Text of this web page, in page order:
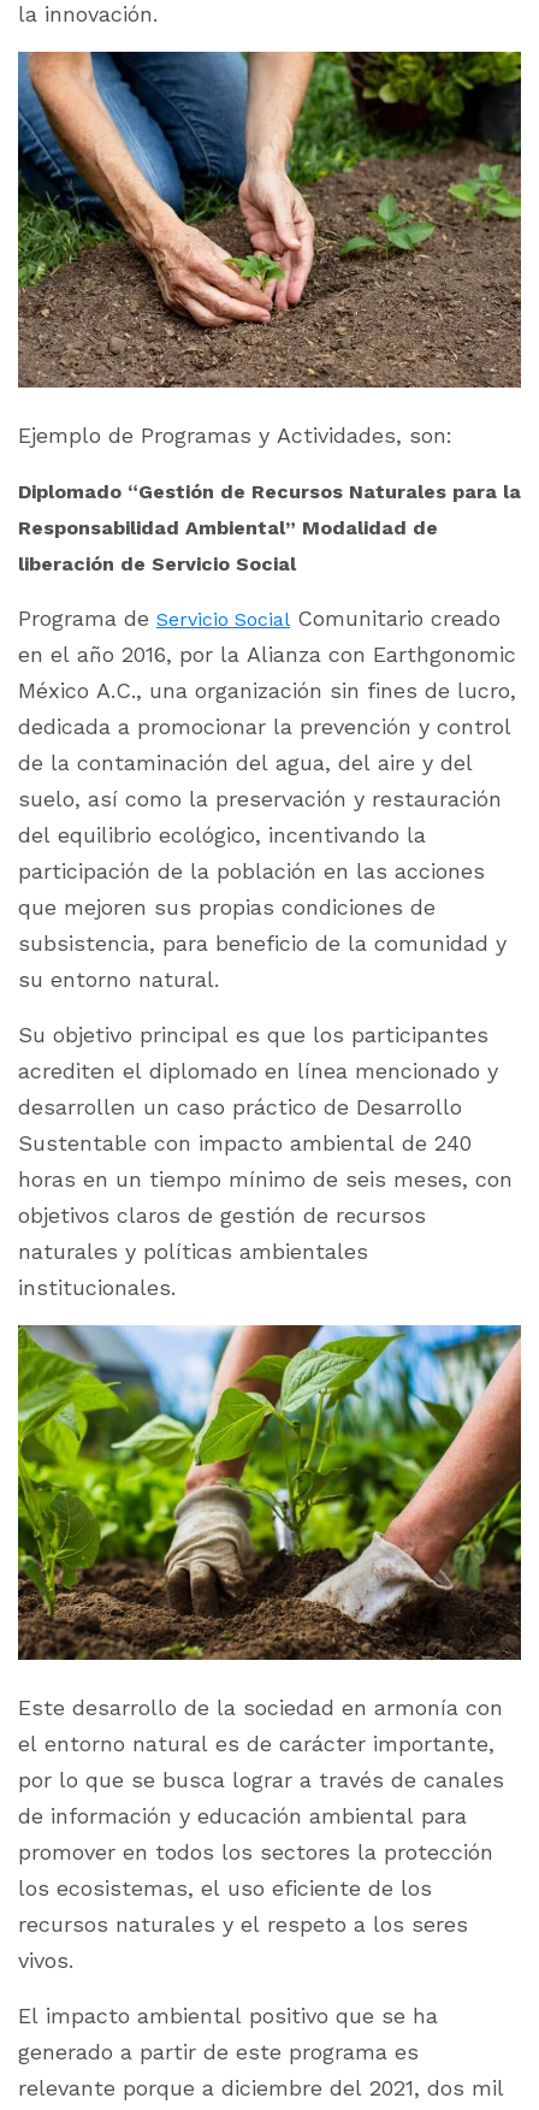
la innovación.
Ejemplo de Programas y Actividades, son:
Diplomado “Gestión de Recursos Naturales para la
Responsabilidad Ambiental” Modalidad de
liberación de Servicio Social
Programa de Servicio Social Comunitario creado
en el año 2016, por la Alianza con Earthgonomic
México A.C., una organización sin fines de lucro,
dedicada a promocionar la prevención y control
de la contaminación del agua, del aire y del
suelo, así como la preservación y restauración
del equilibrio ecológico, incentivando la
participación de la población en las acciones
que mejoren sus propias condiciones de
subsistencia, para beneficio de la comunidad y
su entorno natural.
Su objetivo principal es que los participantes
acrediten el diplomado en línea mencionado y
desarrollen un caso práctico de Desarrollo
Sustentable con impacto ambiental de 240
horas en un tiempo mínimo de seis meses, con
objetivos claros de gestión de recursos
naturales y políticas ambientales
institucionales.
Este desarrollo de la sociedad en armonía con
el entorno natural es de carácter importante,
por lo que se busca lograr a través de canales
de información y educación ambiental para
promover en todos los sectores la protección
los ecosistemas, el uso eficiente de los
recursos naturales y el respeto a los seres
vivos.
El impacto ambiental positivo que se ha
generado a partir de este programa es
relevante porque a diciembre del 2021, dos mil